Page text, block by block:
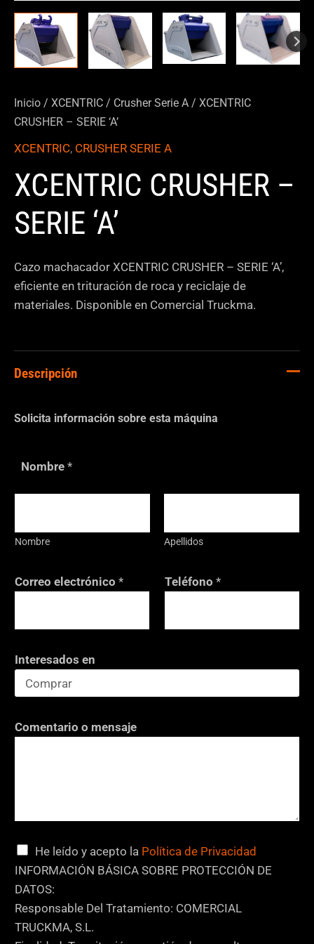
Inicio / XCENTRIC / Crusher Serie A / XCENTRIC
CRUSHER – SERIE ‘A’
XCENTRIC, CRUSHER SERIE A
XCENTRIC CRUSHER –
SERIE ‘A’
Cazo machacador XCENTRIC CRUSHER – SERIE ‘A’,
eficiente en trituración de roca y reciclaje de
materiales. Disponible en Comercial Truckma.
Descripción
Solicita información sobre esta máquina
Nombre *
Nombre Apellidos
Correo electrónico * Teléfono *
Interesados en
Comentario o mensaje
d
e
N
o
m
b
C
a
s
i
l
He leído y acepto la Política de Privacidad
INFORMACIÓN BÁSICA SOBRE PROTECCIÓN DE
DATOS:
Responsable Del Tratamiento: COMERCIAL
TRUCKMA, S.L.